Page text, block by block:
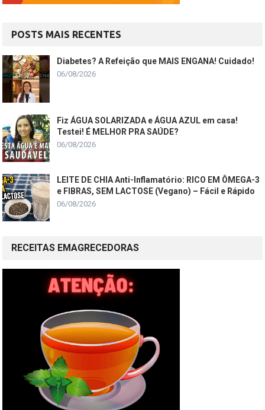
POSTS MAIS RECENTES
Diabetes? A Refeição que MAIS ENGANA! Cuidado!
06/08/2026
Fiz ÁGUA SOLARIZADA e ÁGUA AZUL em casa!
Testei! É MELHOR PRA SAÚDE?
06/08/2026
LEITE DE CHIA Anti-Inflamatório: RICO EM ÔMEGA-3
e FIBRAS, SEM LACTOSE (Vegano) – Fácil e Rápido
06/08/2026
RECEITAS EMAGRECEDORAS